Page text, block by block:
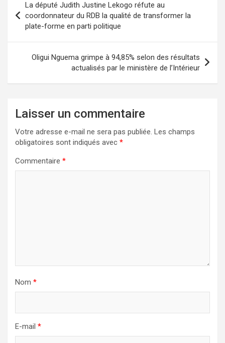
de
l’article
La député Judith Justine Lekogo réfute au
coordonnateur du RDB la qualité de transformer la
plate-forme en parti politique
Oligui Nguema grimpe à 94,85% selon des résultats
actualisés par le ministère de l’Intérieur
Laisser un commentaire
Votre adresse e-mail ne sera pas publiée. Les champs
obligatoires sont indiqués avec *
Commentaire *
Nom *
E-mail *